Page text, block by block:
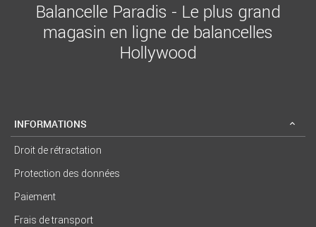
Balancelle Paradis - Le plus grand
magasin en ligne de balancelles
Hollywood
INFORMATIONS
Droit de rétractation
Protection des données
Paiement
Frais de transport